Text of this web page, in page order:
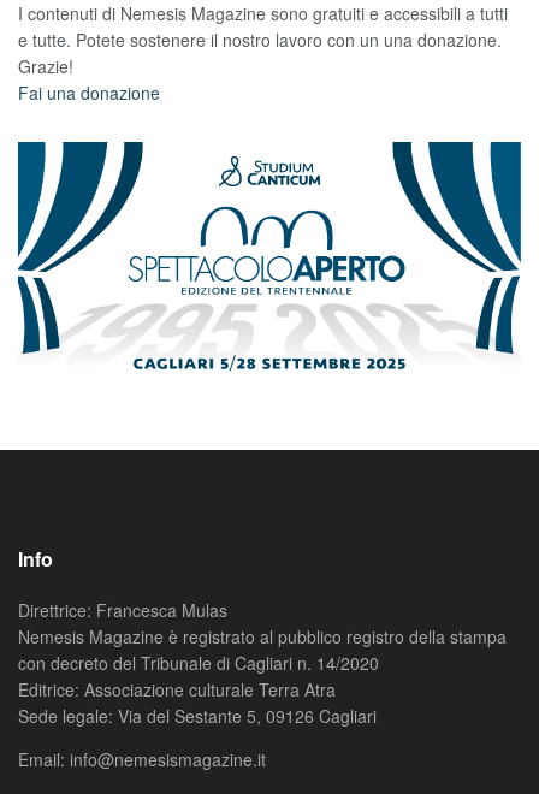
I contenuti di Nemesis Magazine sono gratuiti e accessibili a tutti
e tutte. Potete sostenere il nostro lavoro con un una donazione.
Grazie!
Fai una donazione
Info
Direttrice: Francesca Mulas
Nemesis Magazine è registrato al pubblico registro della stampa
con decreto del Tribunale di Cagliari n. 14/2020
Editrice: Associazione culturale Terra Atra
Sede legale: Via del Sestante 5, 09126 Cagliari
Email: info@nemesismagazine.it